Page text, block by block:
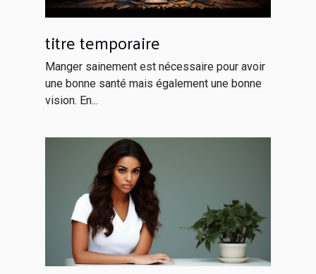
titre temporaire
Manger sainement est nécessaire pour avoir
une bonne santé mais également une bonne
vision. En...